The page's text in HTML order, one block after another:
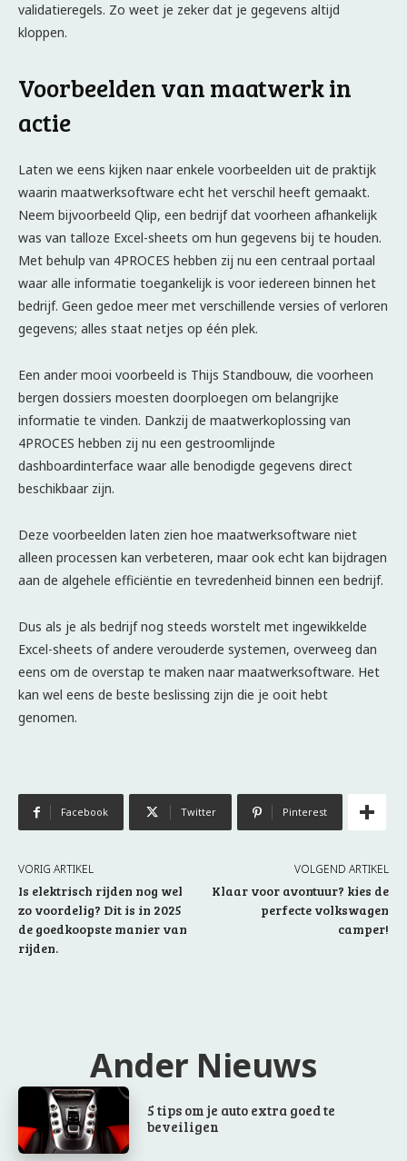
validatieregels. Zo weet je zeker dat je gegevens altijd
kloppen.
Voorbeelden van maatwerk in
actie
Laten we eens kijken naar enkele voorbeelden uit de praktijk
waarin maatwerksoftware echt het verschil heeft gemaakt.
Neem bijvoorbeeld Qlip, een bedrijf dat voorheen afhankelijk
was van talloze Excel-sheets om hun gegevens bij te houden.
Met behulp van 4PROCES hebben zij nu een centraal portaal
waar alle informatie toegankelijk is voor iedereen binnen het
bedrijf. Geen gedoe meer met verschillende versies of verloren
gegevens; alles staat netjes op één plek.
Een ander mooi voorbeeld is Thijs Standbouw, die voorheen
bergen dossiers moesten doorploegen om belangrijke
informatie te vinden. Dankzij de maatwerkoplossing van
4PROCES hebben zij nu een gestroomlijnde
dashboardinterface waar alle benodigde gegevens direct
beschikbaar zijn.
Deze voorbeelden laten zien hoe maatwerksoftware niet
alleen processen kan verbeteren, maar ook echt kan bijdragen
aan de algehele efficiëntie en tevredenheid binnen een bedrijf.
Dus als je als bedrijf nog steeds worstelt met ingewikkelde
Excel-sheets of andere verouderde systemen, overweeg dan
eens om de overstap te maken naar maatwerksoftware. Het
kan wel eens de beste beslissing zijn die je ooit hebt
genomen.
Facebook Twitter Pinterest
VORIG ARTIKEL
Is elektrisch rijden nog wel
zo voordelig? Dit is in 2025
de goedkoopste manier van
rijden.
VOLGEND ARTIKEL
Klaar voor avontuur? kies de
perfecte volkswagen
camper!
Ander Nieuws
5 tips om je auto extra goed te
beveiligen